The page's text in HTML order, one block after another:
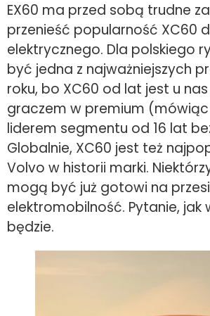
EX60 ma przed sobą trudne
przenieść popularność XC60
elektrycznego. Dla polskiego
być jedna z najważniejszych
roku, bo XC60 od lat jest u
graczem w premium (mówiąc
liderem segmentu od 16 lat
Globalnie, XC60 jest też
Volvo w historii marki.
mogą być już gotowi na
elektromobilność. Pytanie, jak
będzie.